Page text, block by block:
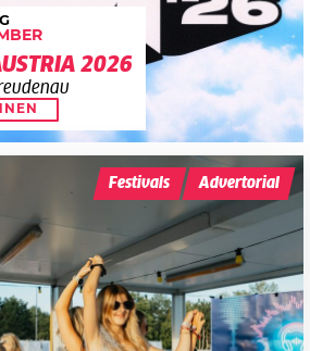
2026
Festivals Advertorial